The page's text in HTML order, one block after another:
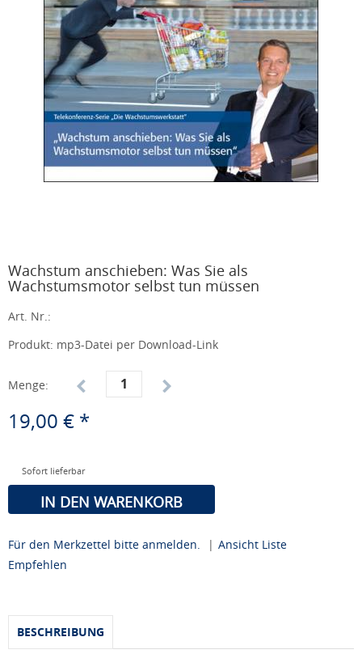
Wachstum anschieben: Was Sie als
Wachstumsmotor selbst tun müssen
Art. Nr.:
Produkt: mp3-Datei per Download-Link
Menge:
19,00 € *
Sofort lieferbar
IN DEN WARENKORB
Für den Merkzettel bitte anmelden. | Ansicht Liste
Empfehlen
BESCHREIBUNG